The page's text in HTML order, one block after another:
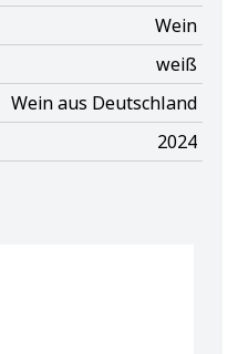
Wein
weiß
Wein aus Deutschland
2024